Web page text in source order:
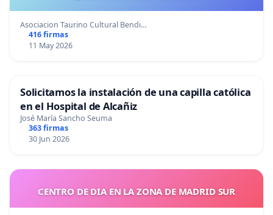
Asociacion Taurino Cultural Bendi…
416 firmas
11 May 2026
Solicitamos la instalación de una capilla católica
en el Hospital de Alcañiz
José María Sancho Seuma
363 firmas
30 Jun 2026
CENTRO DE DIA EN LA ZONA DE MADRID SUR